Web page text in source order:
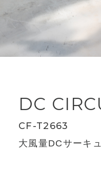
DC
CF-T2663
大風量DCサーキ